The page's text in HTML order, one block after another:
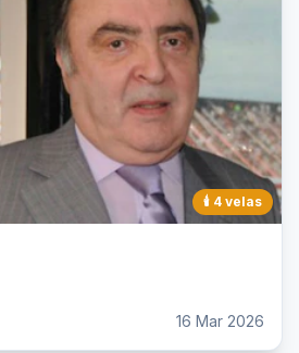
🕯️ 4 velas
16 Mar 2026